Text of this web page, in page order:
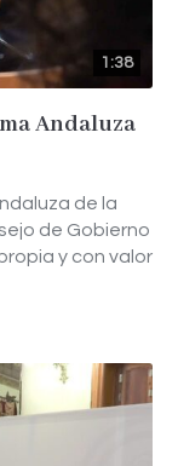
1:38
Andaluza
de la
de Gobierno
y con valor